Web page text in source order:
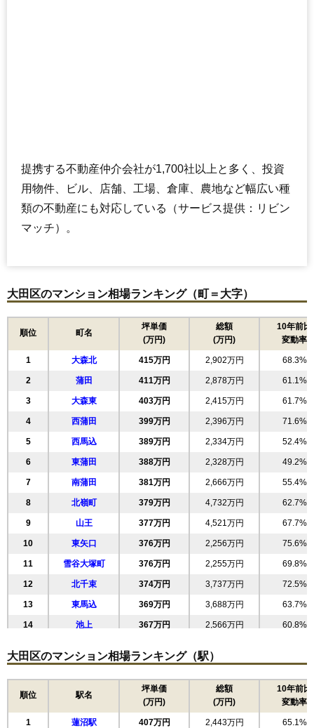
住所 東京都大田区西嶺町
御嶽山駅（9分）、沼部駅（9分）、久が原駅（10
分）
6,310万円～6,710万円
無料一括査定をする
ソァーヴェ田園調布南
東京都大田区西嶺町
交通 沼部駅（6分）
相場
(80.2万円/㎡~84.2万円/㎡)
無料一括査定をする
コーポラティブハウスSMKA
住所 東京都大田区西嶺町
久が原駅（6分）、御嶽山駅（7分）、鵜の木駅
（11分）
相場 8,320万円～8,720万円
(118.9万円/㎡~124.6万円/㎡)
マンションナビで
無料一括査定をする
久が原タウンホーム
交通 久が原駅（5分）
5,180万円～5,580万円
提携する不動産仲介会社が1,700社以上と多く、投資
用物件、ビル、店舗、工場、倉庫、農地など幅広い種
類の不動産にも対応している（サービス提供：リビン
マッチ）。
大田区のマンション相場ランキング（町＝大字）
順位 町名
坪単価
(万円)
総額
(万円)
10年前比
変動率
1 大森北 415万円 2,902万円 68.3%
2 蒲田 411万円 2,878万円 61.1%
3 大森東 403万円 2,415万円 61.7%
4 西蒲田 399万円 2,396万円 71.6%
5 西馬込 389万円 2,334万円 52.4%
6 東蒲田 388万円 2,328万円 49.2%
7 南蒲田 381万円 2,666万円 55.4%
8 北嶺町 379万円 4,732万円 62.7%
9 山王 377万円 4,521万円 67.7%
10 東矢口 376万円 2,256万円 75.6%
11 雪谷大塚町 376万円 2,255万円 69.8%
12 北千束 374万円 3,737万円 72.5%
13 東馬込 369万円 3,688万円 63.7%
14 池上 367万円 2,566万円 60.8%
16 中馬込 362万円 3,256万円 65.4%
357万円 5,713万円 84.3%
355万円 2,488万円 90.5%
大田区のマンション相場ランキング（駅）
順位 駅名
坪単価
(万円)
総額
(万円)
10年前比
変動率
1 蓮沼駅 407万円 2,443万円 65.1%